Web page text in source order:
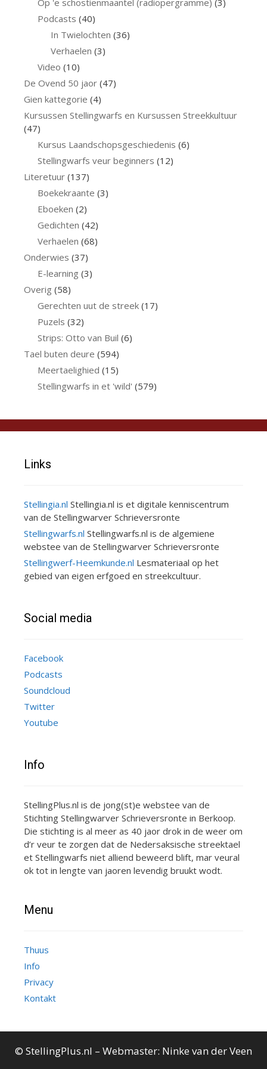
Podcasts (40)
In Twielochten (36)
Verhaelen (3)
Video (10)
De Ovend 50 jaor (47)
Gien kattegorie (4)
Kursussen Stellingwarfs en Kursussen Streekkultuur
(47)
Kursus Laandschopsgeschiedenis (6)
Stellingwarfs veur beginners (12)
Literetuur (137)
Boekekraante (3)
Eboeken (2)
Gedichten (42)
Verhaelen (68)
Onderwies (37)
E-learning (3)
Overig (58)
Gerechten uut de streek(17)
Puzels (32)
Strips: Otto van Buil (6)
Tael buten deure (594)
Meertaelighied (15)
Stellingwarfs in et 'wild' (579)
Links
Stellingia.nl Stellingia.nl is et digitale kenniscentrum
van de Stellingwarver Schrieversronte
Stellingwarfs.nl Stellingwarfs.nl is de algemiene
webstee van de Stellingwarver Schrieversronte
Stellingwerf-Heemkunde.nl Lesmateriaal op het
gebied van eigen erfgoed en streekcultuur.
Social media
Facebook
Podcasts
Soundcloud
Twitter
Youtube
Info
StellingPlus.nl is de jong(st)e webstee van de
Stichting Stellingwarver Schrieversronte in Berkoop.
Die stichting is al meer as 40 jaor drok in de weer om
d’r veur te zorgen dat de Nedersaksische streektael
et Stellingwarfs niet alliend beweerd blift, mar veural
ok tot in lengte van jaoren levendig bruukt wodt.
Menu
Thuus
Info
Privacy
Kontakt
© StellingPlus.nl – Webmaster: Ninke van der Veen